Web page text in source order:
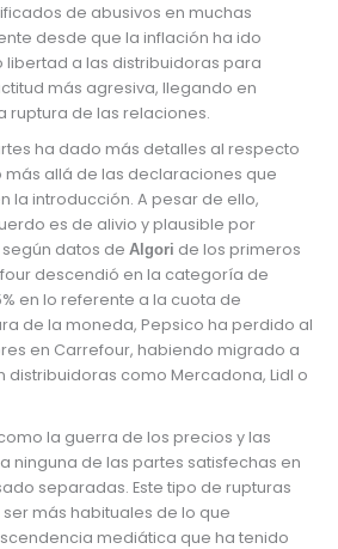
de abusivos en muchas
desde que la inflación ha ido
a las distribuidoras para
más agresiva, llegando en
ruptura de las relaciones.
ha dado más detalles al respecto
más allá de las declaraciones que
la introducción. A pesar de ello,
es de alivio y plausible por
datos de Algori de los primeros
descendió en la categoría de
en lo referente a la cuota de
de la moneda, Pepsico ha perdido al
en Carrefour, habiendo migrado a
distribuidoras como Mercadona, Lidl o
la guerra de los precios y las
ninguna de las partes satisfechas en
separadas. Este tipo de rupturas
más habituales de lo que
mediática que ha tenido